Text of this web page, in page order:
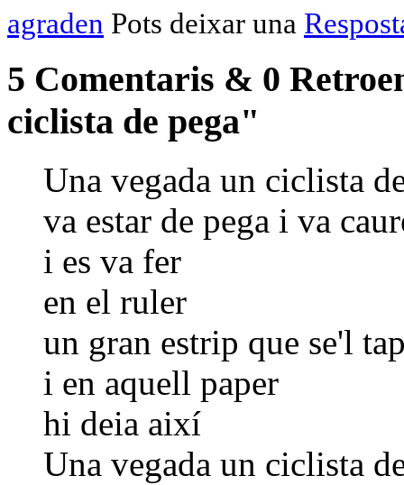
agraden Pots deixar una
5 Comentaris & 0
ciclista de pega"
Una vegada un ciclista
va estar de pega i va
i es va fer
en el ruler
un gran estrip que se'l
i en aquell paper
hi deia així
Una vegada un ciclista